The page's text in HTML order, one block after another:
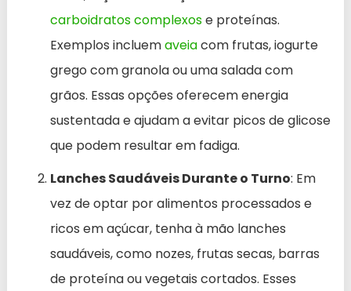
carboidratos complexose proteínas.
Exemplos incluemaveiacom frutas, iogurte
grego com granola ou uma salada com
grãos. Essas opções oferecem energia
sustentada e ajudam a evitar picos de glicose
que podem resultar em fadiga.
Lanches Saudáveis Durante o Turno: Em
vez de optar por alimentos processados e
ricos em açúcar, tenha à mão lanches
saudáveis, como nozes, frutas secas, barras
de proteína ou vegetais cortados. Esses